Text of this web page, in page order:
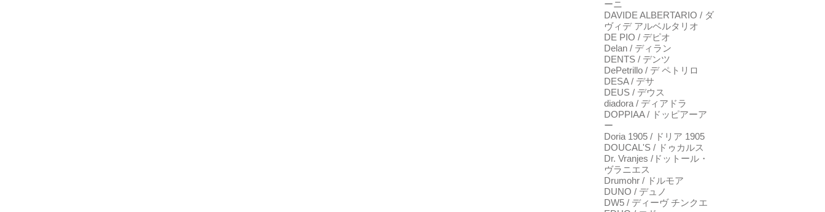
ーニ
DAVIDE ALBERTARIO / ダ
ヴィデ アルベルタリオ
DE PIO / デピオ
Delan / ディラン
DENTS / デンツ
DePetrillo / デ ペトリロ
DESA / デサ
DEUS / デウス
diadora / ディアドラ
DOPPIAA / ドッピアーア
ー
Doria 1905 / ドリア 1905
DOUCAL'S / ドゥカルス
Dr. Vranjes /ドットール・
ヴラニエス
Drumohr / ドルモア
DUNO / デュノ
DW5 / ディーヴ チンクエ